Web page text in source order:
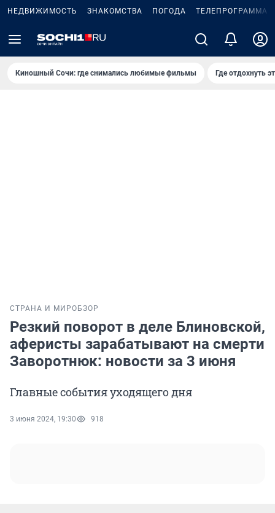
НЕДВИЖИМОСТЬ ЗНАКОМСТВА ПОГОДА ТЕЛЕПРОГРАММА
Киношный Сочи: где снимались любимые фильмы Где отдохнуть
СТРАНА И МИРОБЗОР
Резкий поворот в деле Блиновской,
аферисты зарабатывают на смерти
Заворотнюк: новости за 3 июня
Главные события уходящего дня
3 июня 2024, 19:30 918